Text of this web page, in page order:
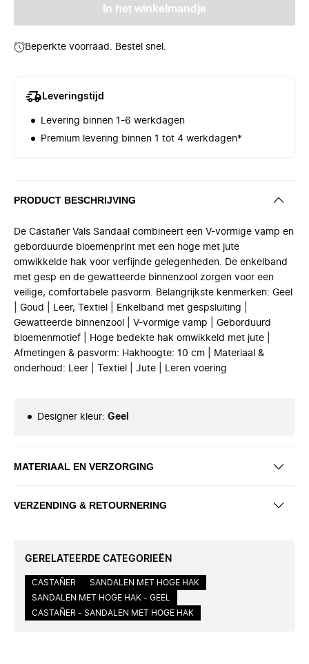
In het winkelmandje
Beperkte voorraad. Bestel snel.
Leveringstijd
Levering binnen 1-6 werkdagen
Premium levering binnen 1 tot 4 werkdagen*
PRODUCT BESCHRIJVING
De Castañer Vals Sandaal combineert een V-vormige vamp en
geborduurde bloemenprint met een hoge met jute
omwikkelde hak voor verfijnde gelegenheden. De enkelband
met gesp en de gewatteerde binnenzool zorgen voor een
veilige, comfortabele pasvorm. Belangrijkste kenmerken: Geel
| Goud | Leer, Textiel | Enkelband met gespsluiting |
Gewatteerde binnenzool | V-vormige vamp | Geborduurd
bloemenmotief | Hoge bedekte hak omwikkeld met jute |
Afmetingen & pasvorm: Hakhoogte: 10 cm | Materiaal &
onderhoud: Leer | Textiel | Jute | Leren voering
Designer kleur: Geel
MATERIAAL EN VERZORGING
VERZENDING & RETOURNERING
GERELATEERDE CATEGORIEËN
CASTAÑER
SANDALEN MET HOGE HAK
SANDALEN MET HOGE HAK - GEEL
CASTAÑER - SANDALEN MET HOGE HAK